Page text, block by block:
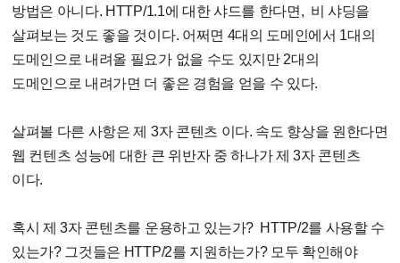
방법은 아니다. HTTP/1.1에 대한 샤드를 한다면, 비 샤딩을
살펴보는 것도 좋을 것이다. 어쩌면 4대의 도메인에서 1대의
도메인으로 내려올 필요가 없을 수도 있지만 2대의
도메인으로 내려가면 더 좋은 경험을 얻을 수 있다.
살펴볼 다른 사항은 제 3자 콘텐츠 이다. 속도 향상을 원한다면
웹 컨텐츠 성능에 대한 큰 위반자 중 하나가 제 3자 콘텐츠
이다.
혹시 제 3자 콘텐츠를 운용하고 있는가? HTTP/2를 사용할 수
있는가? 그것들은 HTTP/2를 지원하는가? 모두 확인해야